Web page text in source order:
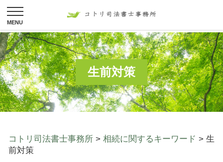
生前対策
コトリ司法書士事務所 > 相続に関するキーワード > 生
前対策